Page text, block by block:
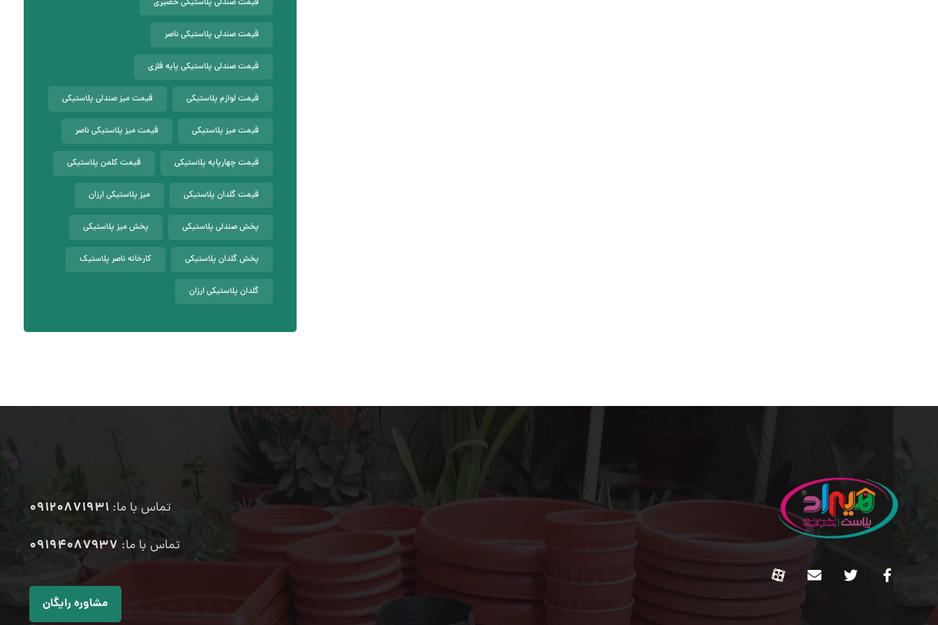
قیمت صندلی پلاستیکی حصیری
قیمت صندلی پلاستیکی ناصر
قیمت صندلی پلاستیکی پایه فلزی
قیمت لوازم پلاستیکی قیمت میز صندلی پلاستیکی
قیمت میز پلاستیکی قیمت میز پلاستیکی ناصر
قیمت چهارپایه پلاستیکی قیمت کلمن پلاستیکی
قیمت گلدان پلاستیکی میز پلاستیکی ارزان
پخش صندلی پلاستیکی پخش میز پلاستیکی
پخش گلدان پلاستیکی کارخانه ناصر پلاستیک
گلدان پلاستیکی ارزان
تماس با ما: 09120871931
تماس با ما: ۰۹۱۹۴۰۸۷۹۳۷
مشاوره رایگان